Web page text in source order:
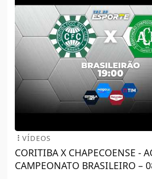
VÍDEOS
CORITIBA X CHAPECOENSE -
CAMPEONATO BRASILEIRO –